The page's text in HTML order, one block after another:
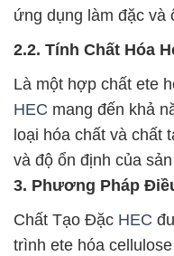
ứng dụng làm đặc và
2.2. Tính Chất Hóa
Là một hợp chất ete
HEC mang đến khả
loại hóa chất và chất
và độ ổn định của
3. Phương Pháp
Chất Tạo Đặc HEC
trình ete hóa